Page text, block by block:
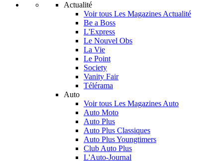
Actualité
Voir tous Les Magazines Actualité
Be a Boss
L'Express
Le Nouvel Obs
La Vie
Le Point
Society
Vanity Fair
Télérama
Auto
Voir tous Les Magazines Auto
Auto Moto
Auto Plus
Auto Plus Classiques
Auto Plus Youngtimers
Club Auto Plus
L'Auto-Journal